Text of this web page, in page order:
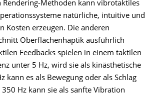
Rendering-Methoden kann vibrotaktiles
natürliche, intuitive und
Kosten erzeugen. Die anderen
Oberflächenhaptik ausführlich
Feedbacks spielen in einem taktilen
unter 5 Hz, wird sie als kinästhetische
kann es als Bewegung oder als Schlag
Hz kann sie als sanfte Vibration